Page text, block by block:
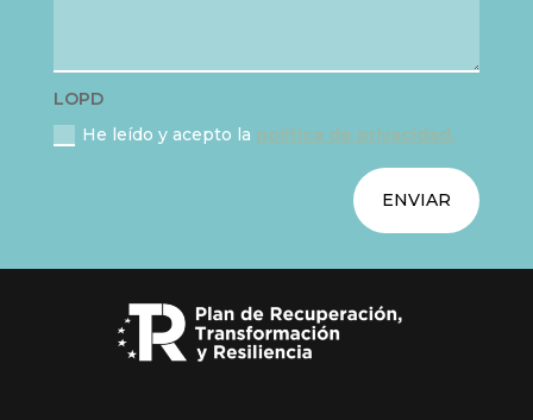
LOPD
He leído y acepto la política de privacidad.
ENVIAR